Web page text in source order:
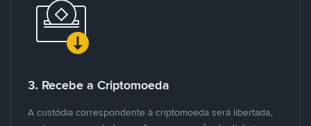
3. Recebe a Criptomoeda
A custódia correspondente à criptomoeda será libertada,